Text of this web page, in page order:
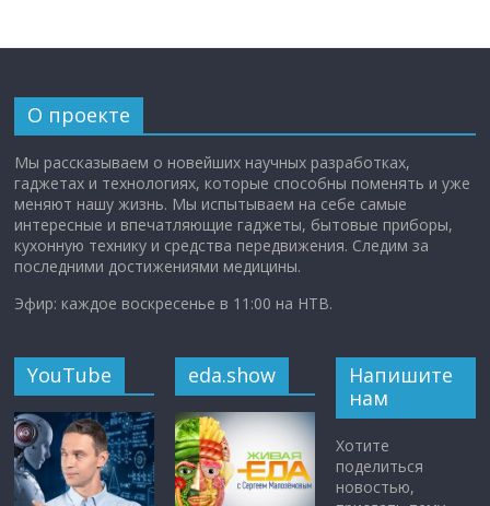
О проекте
Мы рассказываем о новейших научных разработках,
гаджетах и технологиях, которые способны поменять и уже
меняют нашу жизнь. Мы испытываем на себе самые
интересные и впечатляющие гаджеты, бытовые приборы,
кухонную технику и средства передвижения. Следим за
последними достижениями медицины.
Эфир: каждое воскресенье в 11:00 на НТВ.
YouTube eda.show
Напишите
нам
Хотите
поделиться
новостью,